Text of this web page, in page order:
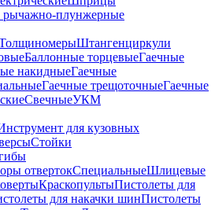
плунжерные
Штангенциркули
Баллонные торцевыеГаечные
накидныеГаечные
Гаечные трещоточныеГаечные
СвечныеУКМ
для кузовных
Стойки
отвертокСпециальныеШлицевые
КраскопультыПистолеты для
для накачки шинПистолеты